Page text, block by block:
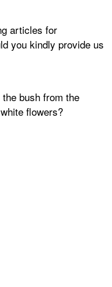
articles for
you kindly provide us
bush from the
flowers?